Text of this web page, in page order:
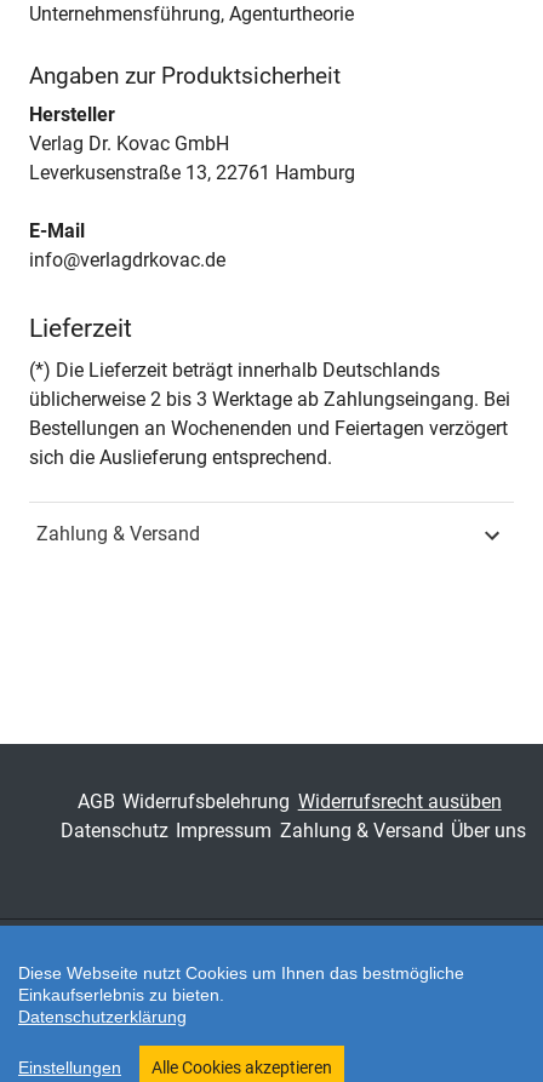
Unternehmensführung, Agenturtheorie
Angaben zur Produktsicherheit
Hersteller
Verlag Dr. Kovac GmbH
Leverkusenstraße 13, 22761 Hamburg
E-Mail
info@verlagdrkovac.de
Lieferzeit
(*) Die Lieferzeit beträgt innerhalb Deutschlands
üblicherweise 2 bis 3 Werktage ab Zahlungseingang. Bei
Bestellungen an Wochenenden und Feiertagen verzögert
sich die Auslieferung entsprechend.
Zahlung & Versand
AGB Widerrufsbelehrung Widerrufsrecht ausüben
Datenschutz Impressum Zahlung & Versand Über uns
Zahlungsarten
Twitter
Diese Webseite nutzt Cookies um Ihnen das bestmögliche
Einkaufserlebnis zu bieten.
Datenschutzerklärung
Einstellungen Alle Cookies akzeptieren